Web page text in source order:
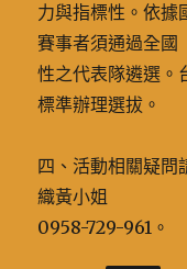
力與指標性。依據
賽事者須通過全國
性之代表隊遴選。
標準辦理選拔。
四、活動相關疑問
織黃小姐
0958-729-961。